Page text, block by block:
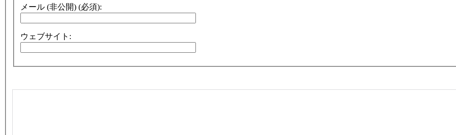
メール (非公開) (必須):
ウェブサイト: